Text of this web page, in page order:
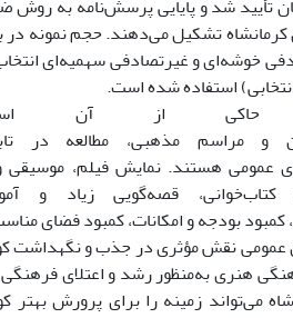
خوشه‌ای و غیرتصادفی سهمیه‌ای
استفاده شده است.
از آن است
مراسم مذهبی، مطالعه در
عمومی هستند. نمایش فیلم،
کتاب‌‌خوانی، قصه‌‌گویی زیاد و
بودجه و امکانات، کمبود فضای
عمومی نقش مؤثری در جذب و نگهداشت
هنری به‌منظور رشد و اعتلای
می‌تواند زمینه را برای پرورش بهتر